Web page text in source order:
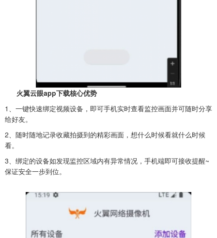
火翼云眼app下载核心优势
1、一键快速绑定视频设备，即可手机实时查看监控画面并可随时分享
给好友。
2、随时随地记录收藏拍摄到的精彩画面，想什么时候看就什么时候
看。
3、绑定的设备如发现监控区域内有异常情况，手机端即可接收提醒~
保证安全一步到位。